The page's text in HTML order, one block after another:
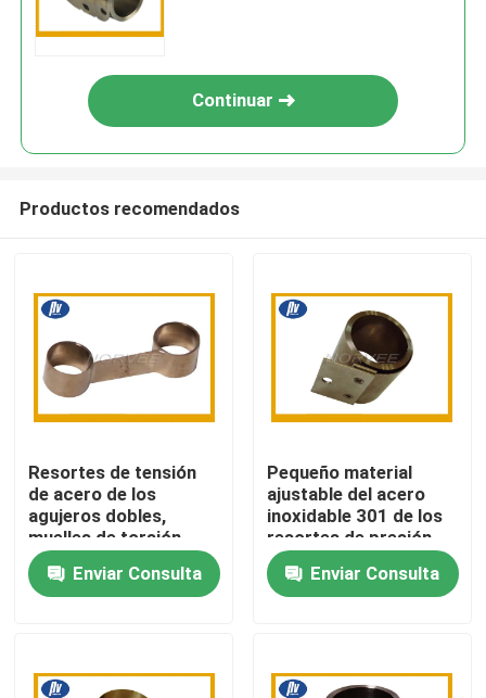
Hogar
Productos
Continuar
Productos recomendados
Resortes de tensión
de acero de los
agujeros dobles,
muelles de torsión
espirales planos para
el motorEnviar Consulta
Pequeño material
ajustable del acero
inoxidable 301 de los
resortes de presión
para el motor
Enviar Consulta